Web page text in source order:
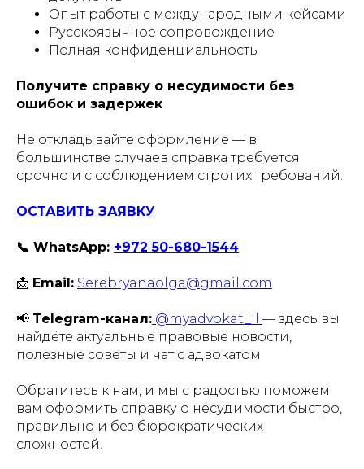
Опыт работы с международными кейсами
Русскоязычное сопровождение
Полная конфиденциальность
Получите справку о несудимости без
ошибок и задержек
Не откладывайте оформление — в
большинстве случаев справка требуется
срочно и с соблюдением строгих требований.
ОСТАВИТЬ ЗАЯВКУ
📞 WhatsApp: +972 50-680-1544
📩 Email: Serebryanaolga@gmail.com
📢 Telegram-канал: @myadvokat_il — здесь вы
найдёте актуальные правовые новости,
полезные советы и чат с адвокатом
Обратитесь к нам, и мы с радостью поможем
вам оформить справку о несудимости быстро,
правильно и без бюрократических
сложностей.